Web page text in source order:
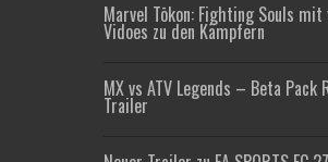
Marvel Tōkon: Fighting Souls
Vidoes zu den Kämpfern
MX vs ATV Legends – Beta Pack
Trailer